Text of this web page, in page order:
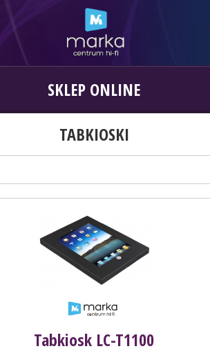
SKLEP ONLINE
TABKIOSKI
Tabkiosk LC-T1100